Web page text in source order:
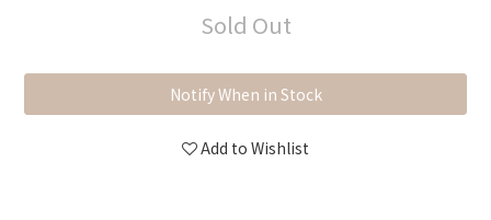
Sold Out
Notify When in Stock
Add to Wishlist